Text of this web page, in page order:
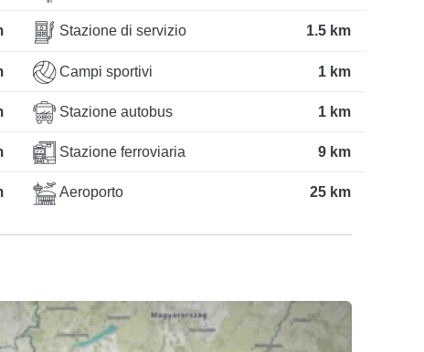
Stazione di servizio 1.5 km
Campi sportivi 1 km
Stazione autobus 1 km
Stazione ferroviaria 9 km
Aeroporto 25 km